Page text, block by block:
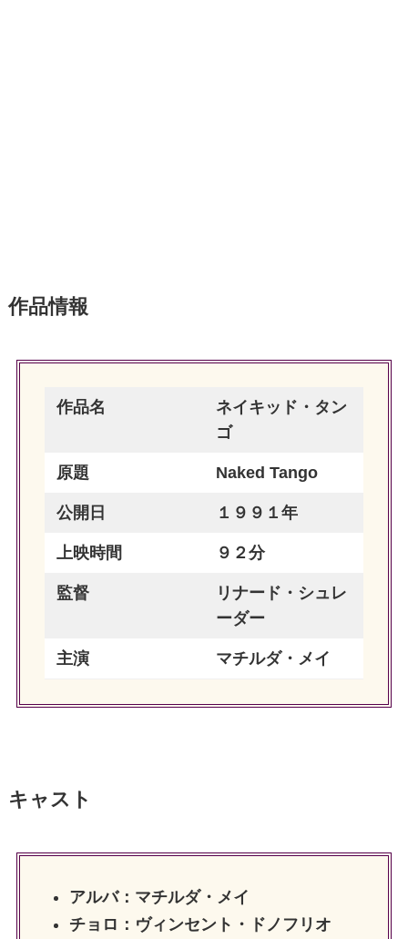
作品情報
作品名
ネイキッド・タン
ゴ
原題 Naked Tango
公開日 １９９１年
上映時間 ９２分
監督
リナード・シュレ
ーダー
主演 マチルダ・メイ
キャスト
アルバ：マチルダ・メイ
チョロ：ヴィンセント・ドノフリオ